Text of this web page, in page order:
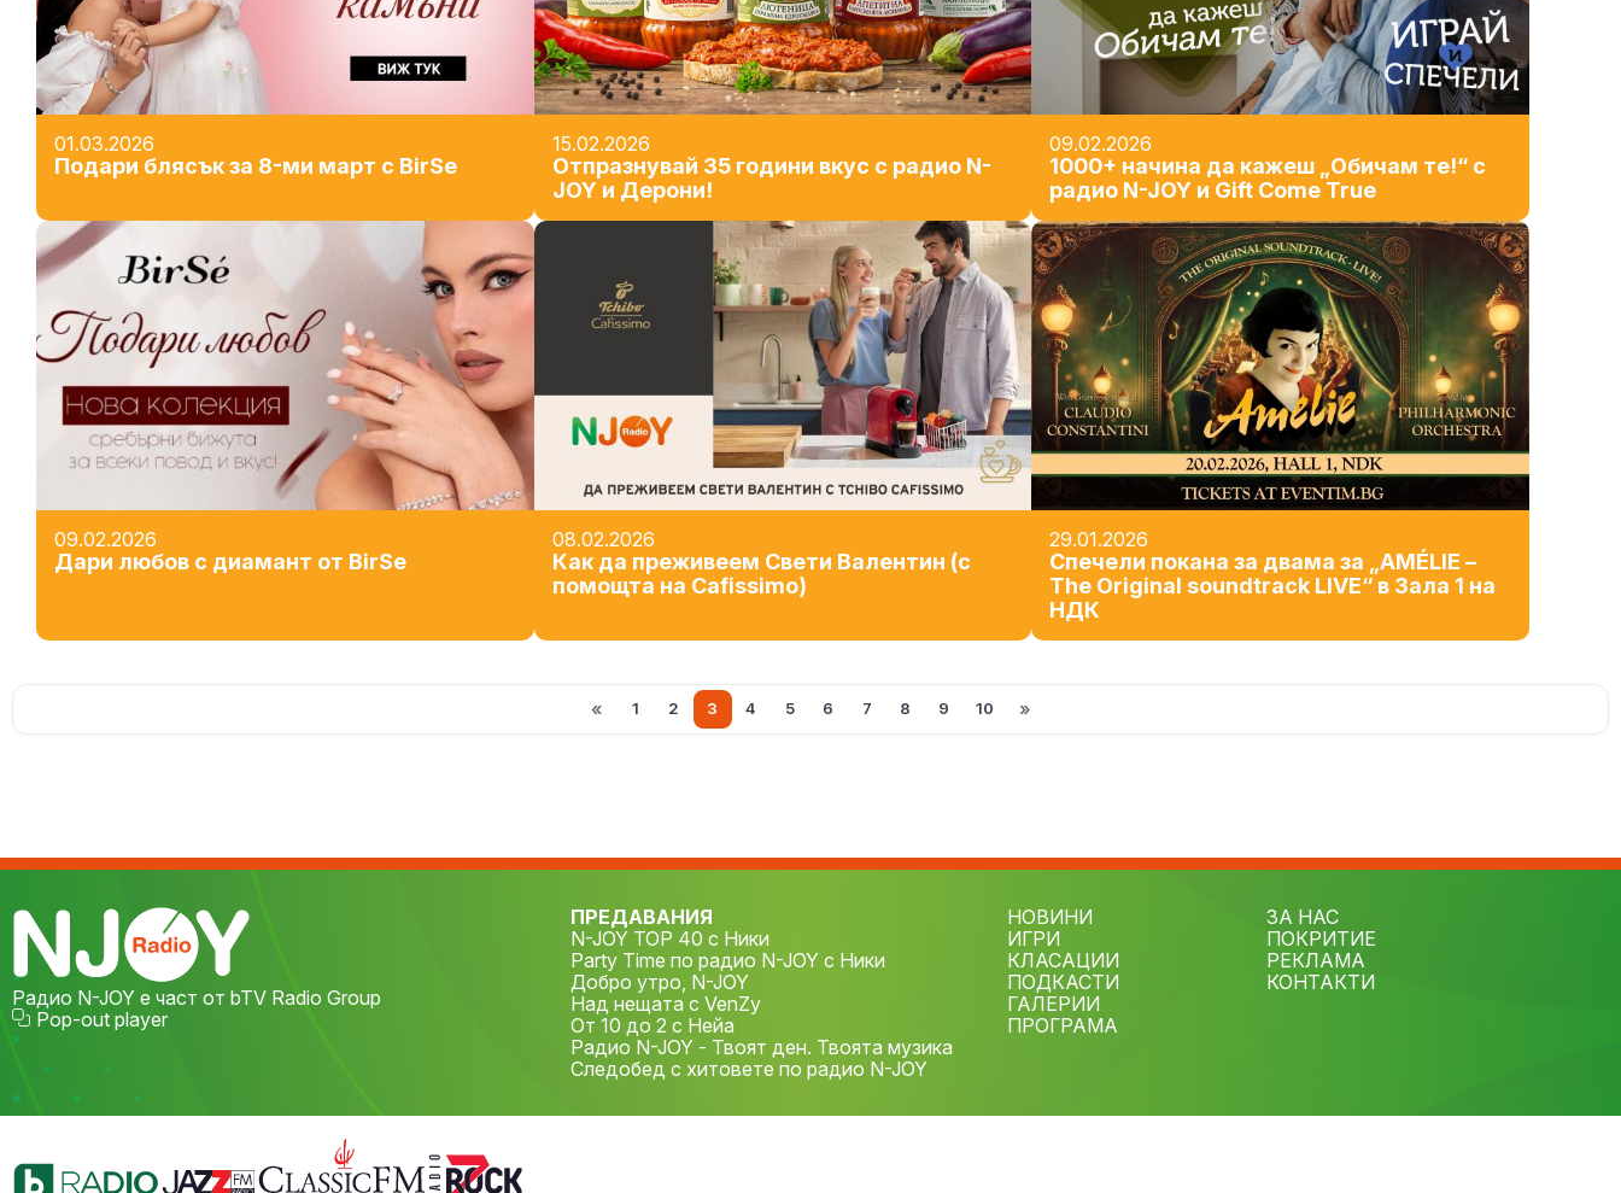
01.03.2026
Подари блясък за 8-ми март с BirSe
15.02.2026
Отпразнувай 35 години вкус с радио N-
JOY и Дерони!
09.02.2026
1000+ начина да кажеш „Обичам те!“ с
радио N-JOY и Gift Come True
09.02.2026
Дари любов с диамант от BirSe
08.02.2026
Как да преживеем Свети Валентин (с
помощта на Cafissimo)
29.01.2026
Спечели покана за двама за „AMÉLIE –
Тhe Original soundtrack LIVE“ в Зала 1 на
НДК
« 1 2 3 4 5 6 7 8 9 10 »
Радио N-JOY е част от bTV Radio Group
Pop-out player
ПРЕДАВАНИЯ
N-JOY TOP 40 с Ники
Party Time по радио N-JOY с Ники
Добро утро, N-JOY
Над нещата с VenZy
От 10 до 2 с Нейа
Радио N-JOY - Твоят ден. Твоята музика
Следобед с хитовете по радио N-JOY
НОВИНИ
ИГРИ
КЛАСАЦИИ
ПОДКАСТИ
ГАЛЕРИИ
ПРОГРАМА
ЗА НАС
ПОКРИТИЕ
РЕКЛАМА
КОНТАКТИ